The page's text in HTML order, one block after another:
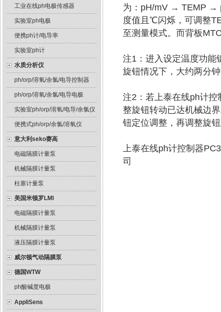
工业在线ph电极传感器
实验室ph电极
便携ph计/电导率
实验室ph计
水质分析仪
ph/orp/溶氧/余氯/电导控制器
ph/orp/溶氧/余氯/电导电极
实验室ph/orp/溶氧/电导/余氯仪
便携式ph/orp/余氯/溶氧仪
意大利seko赛高
电磁隔膜计量泵
机械隔膜计量泵
柱塞计量泵
美国米顿罗LMI
电磁隔膜计量泵
机械隔膜计量泵
液压隔膜计量泵
威尔顿气动隔膜泵
德国WTW
ph酸碱度电极
AppliSens
为：pH/mV → TEMP →
度值且℃闪烁，可调整
至测量模式。而背板
注1：进入设定温度功能
旋钮情况下，大约两分
注2：若上泰在线ph计
整旋钮转动已达机械边
钮定位调整，再调整旋
上泰在线ph计控制器
司